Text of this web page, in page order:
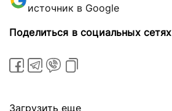
источник в Google
Поделиться в социальных сетях
Загрузить еще